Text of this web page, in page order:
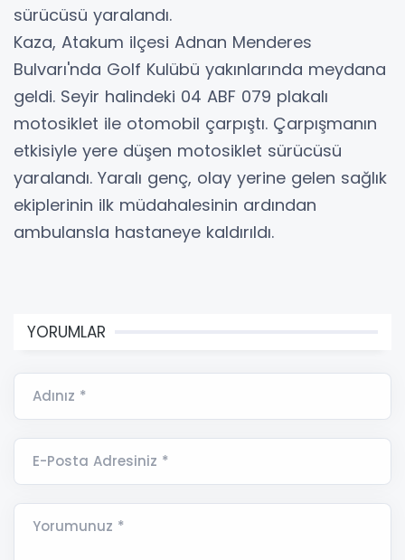
sürücüsü yaralandı.
Kaza, Atakum ilçesi Adnan Menderes
Bulvarı'nda Golf Kulübü yakınlarında meydana
geldi. Seyir halindeki 04 ABF 079 plakalı
motosiklet ile otomobil çarpıştı. Çarpışmanın
etkisiyle yere düşen motosiklet sürücüsü
yaralandı. Yaralı genç, olay yerine gelen sağlık
ekiplerinin ilk müdahalesinin ardından
ambulansla hastaneye kaldırıldı.
YORUMLAR
Adınız *
E-Posta Adresiniz *
Yorumunuz *